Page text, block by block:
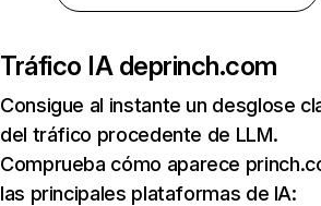
Tráfico IA deprinch.com
Consigue al instante un desglose
del tráfico procedente de LLM.
Comprueba cómo aparece
las principales plataformas de IA: